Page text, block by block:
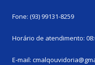
Fone: (93) 99131-8259
Horário de atendimento:
E-mail: